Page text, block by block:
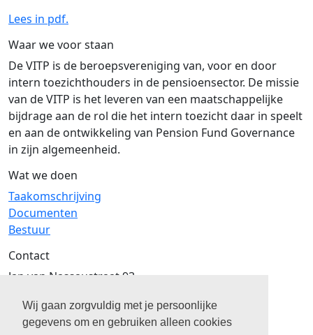
Wij gaan zorgvuldig met je persoonlijke
gegevens om en gebruiken alleen cookies
Lees in pdf.
Waar we voor staan
De VITP is de beroepsvereniging van, voor en door
intern toezichthouders in de pensioensector. De missie
van de VITP is het leveren van een maatschappelijke
bijdrage aan de rol die het intern toezicht daar in speelt
en aan de ontwikkeling van Pension Fund Governance
in zijn algemeenheid.
Wat we doen
Taakomschrijving
Documenten
Bestuur
Contact
Jan van Nassaustraat 93
Den Haag
070 - 324 60 95